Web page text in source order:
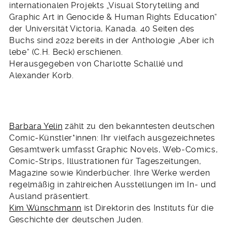
internationalen Projekts „Visual Storytelling and
Graphic Art in Genocide & Human Rights Education“
der Universität Victoria, Kanada. 40 Seiten des
Buchs sind 2022 bereits in der Anthologie „Aber ich
lebe“ (C.H. Beck) erschienen.
Herausgegeben von Charlotte Schallié und
Alexander Korb.
Barbara Yelin zählt zu den bekanntesten deutschen
Comic-Künstler*innen: Ihr vielfach ausgezeichnetes
Gesamtwerk umfasst Graphic Novels, Web-Comics,
Comic-Strips, Illustrationen für Tageszeitungen,
Magazine sowie Kinderbücher. Ihre Werke werden
regelmäßig in zahlreichen Ausstellungen im In- und
Ausland präsentiert.
Kim Wünschmann ist Direktorin des Instituts für die
Geschichte der deutschen Juden.